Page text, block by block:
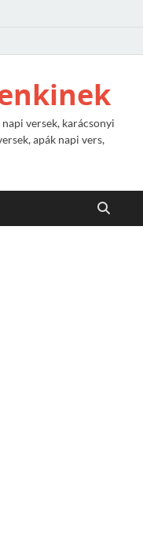
versek, karácsonyi
apák napi vers,